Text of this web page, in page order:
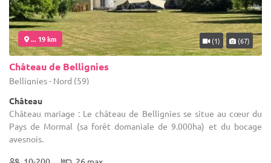
... 19 km (1) (67)
Château de Bellignies
Bellignies - Nord (59)
Château
Château mariage : Le château de Bellignies se situe au cœur du
Pays de Mormal (sa forêt domaniale de 9.000ha) et du bocage
avesnois.